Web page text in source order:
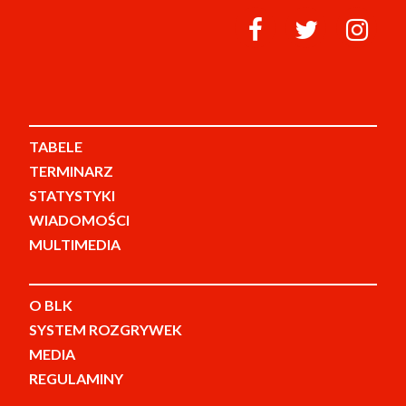
TABELE
TERMINARZ
STATYSTYKI
WIADOMOŚCI
MULTIMEDIA
O BLK
SYSTEM ROZGRYWEK
MEDIA
REGULAMINY